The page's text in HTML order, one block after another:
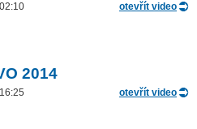
otevřít video
2014
otevřít video